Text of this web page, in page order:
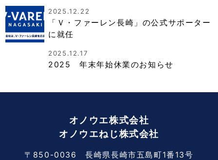
2025.12.22
「Ｖ・ファーレン長崎」の公式サポーター
に就任
2025.12.17
2025 年末年始休業のお知らせ
オノウエ株式会社
オノウエねじ株式会社
〒850-0036 長崎県長崎市五島町1番13号